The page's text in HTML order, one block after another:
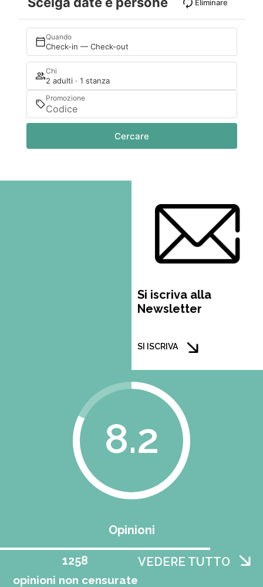
Eliminare
Quando
Check-in — Check-out
Chi
2 adulti · 1 stanza
Promozione
Cercare
Si iscriva alla
Newsletter
SI ISCRIVA
8.2
Opinioni
opinioni non censurate
1258 VEDERE TUTTO